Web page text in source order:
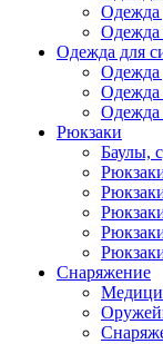
Одежда
Одежда
Одежда для
Одежда
Одежда
Одежда
Рюкзаки
Баулы,
Снаряжение